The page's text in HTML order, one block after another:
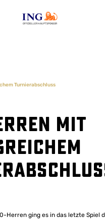
OFFIZIELLER HAUPTSPONSOR
Turnierabschluss
mit
Herren ging es in das letzte Spiel